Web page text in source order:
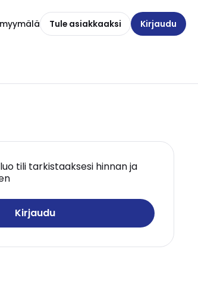
Tule asiakkaaksi Kirjaudu
tili tarkistaaksesi hinnan ja
Kirjaudu